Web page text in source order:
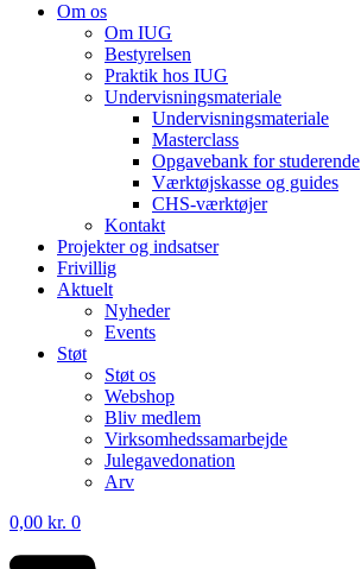
Om os
Om IUG
Bestyrelsen
Praktik hos IUG
Undervisningsmateriale
Undervisningsmateriale
Masterclass
Opgavebank for studerende
Værktøjskasse og guides
CHS-værktøjer
Kontakt
Projekter og indsatser
Frivillig
Aktuelt
Nyheder
Events
Støt
Støt os
Webshop
Bliv medlem
Virksomhedssamarbejde
Julegavedonation
Arv
0,00 kr. 0